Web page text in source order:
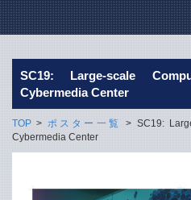
SC19: Large-scale
Cybermedia Center
TOP > ポスター一覧 > SC19:
Cybermedia Center